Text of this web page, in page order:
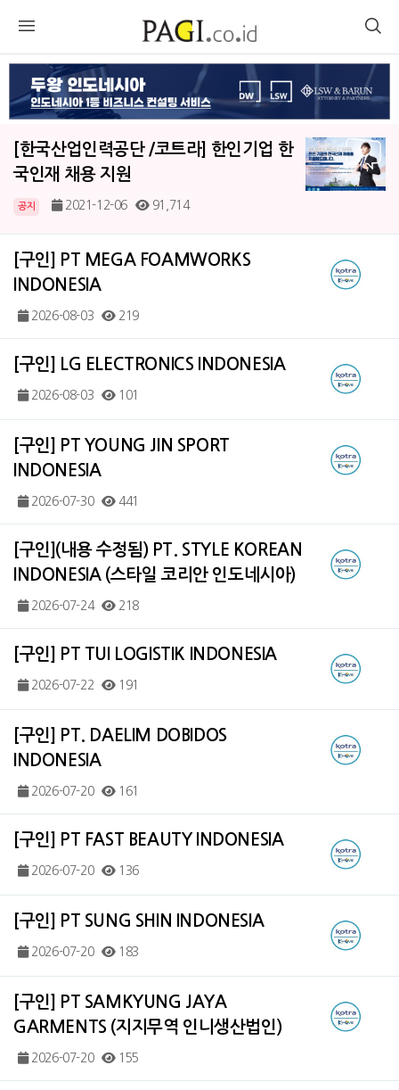
[한국산업인력공단 /코트라] 한인기업 한
국인재 채용 지원
공지 2021-12-06 91,714
[구인] PT MEGA FOAMWORKS
INDONESIA
2026-08-03 219
[구인] LG ELECTRONICS INDONESIA
2026-08-03 101
[구인] PT YOUNG JIN SPORT
INDONESIA
2026-07-30 441
[구인](내용 수정됨) PT. STYLE KOREAN
INDONESIA (스타일 코리안 인도네시아)
2026-07-24 218
[구인] PT TUI LOGISTIK INDONESIA
2026-07-22 191
[구인] PT. DAELIM DOBIDOS
INDONESIA
2026-07-20 161
[구인] PT FAST BEAUTY INDONESIA
2026-07-20 136
[구인] PT SUNG SHIN INDONESIA
2026-07-20 183
[구인] PT SAMKYUNG JAYA
GARMENTS (지지무역 인니생산법인)
2026-07-20 155